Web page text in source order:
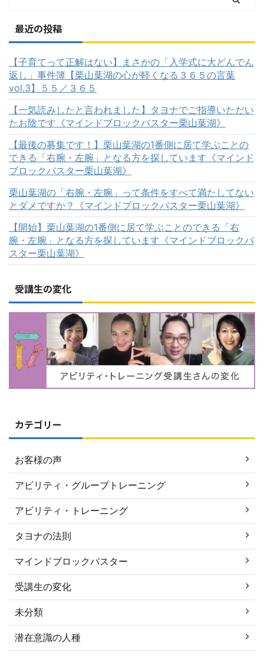
最近の投稿
【子育てって正解はない】まさかの「入学式に大どんでん
返し」事件簿【栗山葉湖の心が軽くなる３６５の言葉
vol.3】５５／３６５
【一気読みしたと言われました】タヨナでご指導いただい
たお陰です《マインドブロックバスター栗山葉湖》
【最後の募集です！】栗山葉湖の1番側に居て学ぶことの
できる「右腕・左腕」となる方を探しています《マインド
ブロックバスター栗山葉湖》
栗山葉湖の「右腕・左腕」って条件をすべて満たしてない
とダメですか？《マインドブロックバスター栗山葉湖》
【開始】栗山葉湖の1番側に居て学ぶことのできる「右
腕・左腕」となる方を探しています《マインドブロックバ
スター栗山葉湖》
受講生の変化
カテゴリー
お客様の声
アビリティ・グループトレーニング
アビリティ・トレーニング
タヨナの法則
マインドブロックバスター
受講生の変化
未分類
潜在意識の人種